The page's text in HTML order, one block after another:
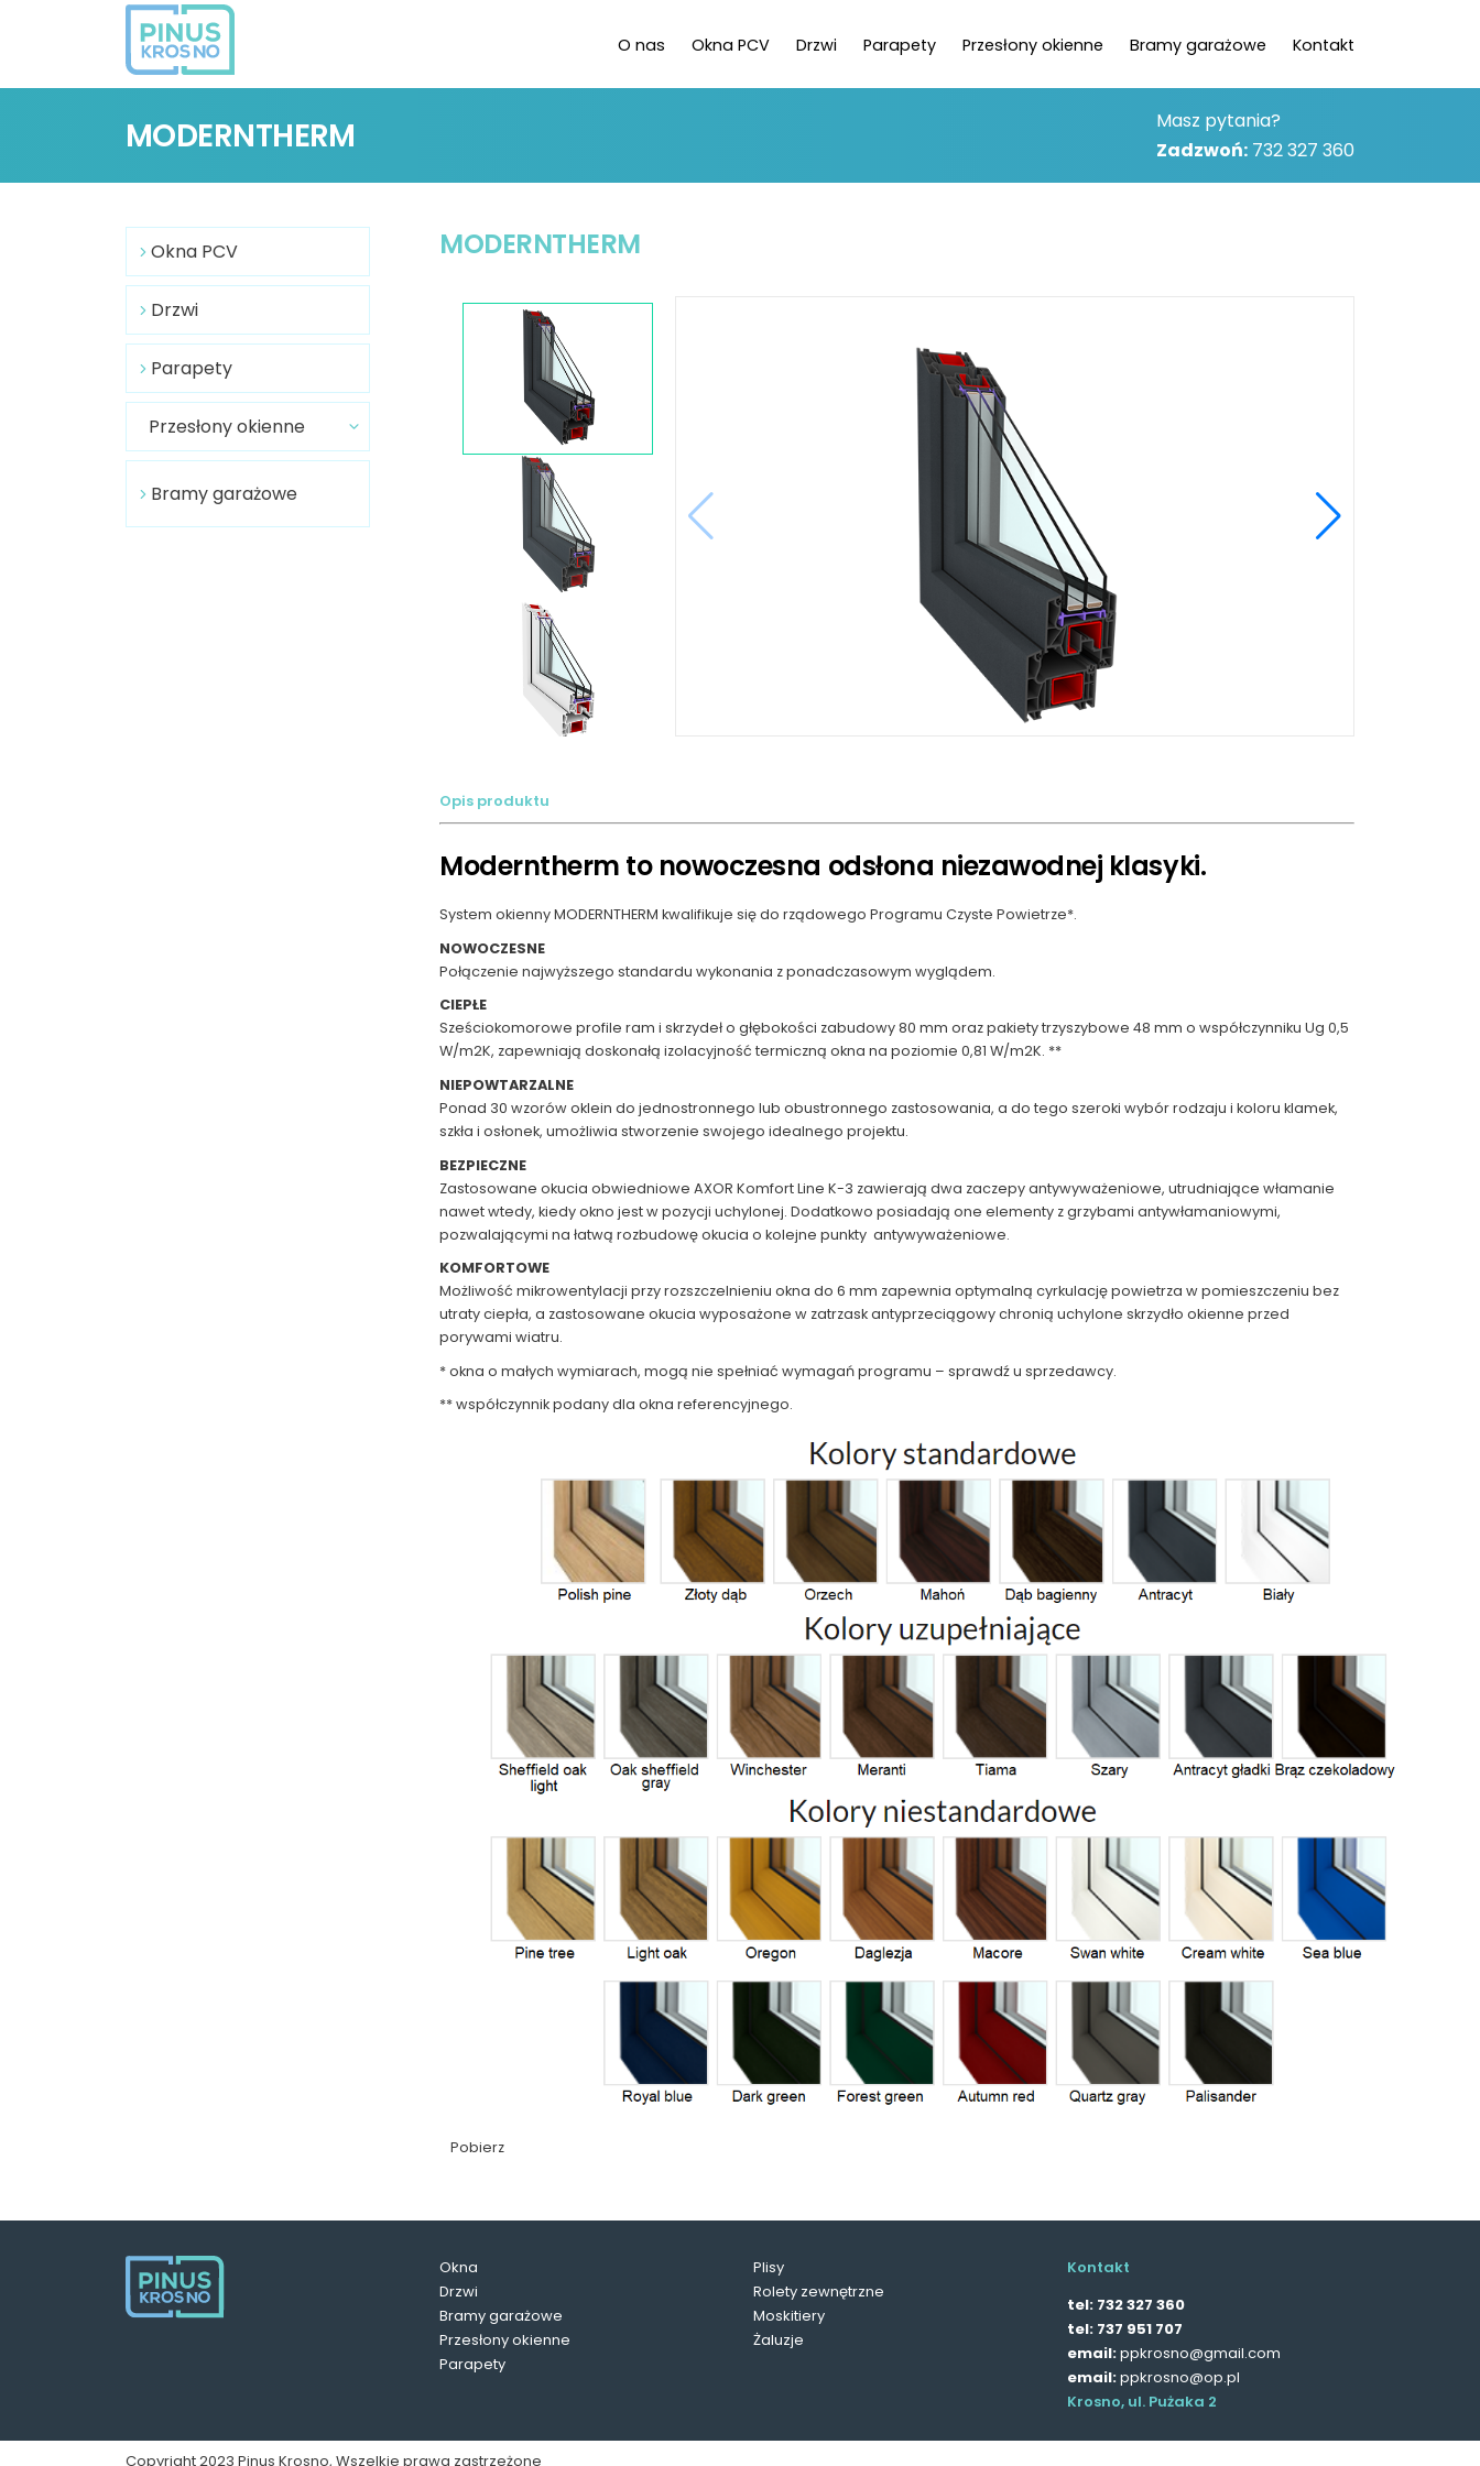
O nas Okna PCV Drzwi Parapety Przesłony okienne Bramy garażowe Kontakt
MODERNTHERM
Masz pytania?
Zadzwoń: 732 327 360
Okna PCV
Drzwi
Parapety
Przesłony okienne
Bramy garażowe
MODERNTHERM
Opis produktu
Moderntherm to nowoczesna odsłona niezawodnej klasyki.
System okienny MODERNTHERM kwalifikuje się do rządowego Programu Czyste Powietrze*.
NOWOCZESNE
Połączenie najwyższego standardu wykonania z ponadczasowym wyglądem.
CIEPŁE
Sześciokomorowe profile ram i skrzydeł o głębokości zabudowy 80 mm oraz pakiety trzyszybowe 48 mm o współczynniku Ug 0,5
W/m2K, zapewniają doskonałą izolacyjność termiczną okna na poziomie 0,81 W/m2K. **
NIEPOWTARZALNE
Ponad 30 wzorów oklein do jednostronnego lub obustronnego zastosowania, a do tego szeroki wybór rodzaju i koloru klamek,
szkła i osłonek, umożliwia stworzenie swojego idealnego projektu.
BEZPIECZNE
Zastosowane okucia obwiedniowe AXOR Komfort Line K-3 zawierają dwa zaczepy antywyważeniowe, utrudniające włamanie
nawet wtedy, kiedy okno jest w pozycji uchylonej. Dodatkowo posiadają one elementy z grzybami antywłamaniowymi,
pozwalającymi na łatwą rozbudowę okucia o kolejne punkty antywyważeniowe.
KOMFORTOWE
Możliwość mikrowentylacji przy rozszczelnieniu okna do 6 mm zapewnia optymalną cyrkulację powietrza w pomieszczeniu bez
utraty ciepła, a zastosowane okucia wyposażone w zatrzask antyprzeciągowy chronią uchylone skrzydło okienne przed
porywami wiatru.
* okna o małych wymiarach, mogą nie spełniać wymagań programu – sprawdź u sprzedawcy.
** współczynnik podany dla okna referencyjnego.
Pobierz
Okna
Drzwi
Bramy garażowe
Przesłony okienne
Parapety
Plisy
Rolety zewnętrzne
Moskitiery
Żaluzje
Kontakt
tel: 732 327 360
tel: 737 951 707
email:ppkrosno@gmail.com
email:ppkrosno@op.pl
Krosno, ul. Pużaka 2
Copyright 2023 Pinus Krosno, Wszelkie prawa zastrzeżone